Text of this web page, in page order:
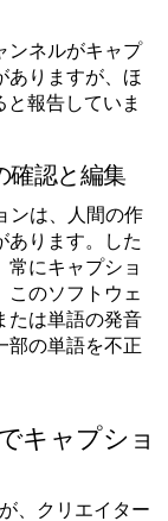
ンネルがキャプ
ありますが、ほ
と報告していま
確認と編集
ンは、人間の作
あります。した
常にキャプショ
このソフトウェ
たは単語の発音
部の単語を不正
キャプショ
、クリエイター